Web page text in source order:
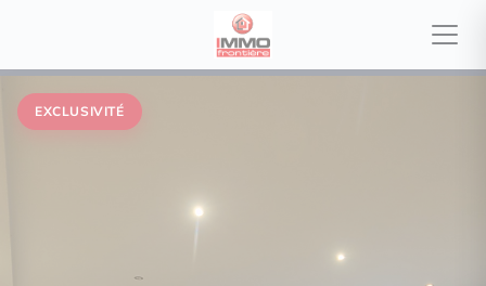
EXCLUSIVITÉ